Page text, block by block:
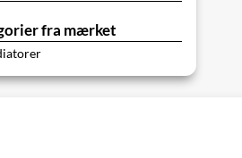
fra mærket